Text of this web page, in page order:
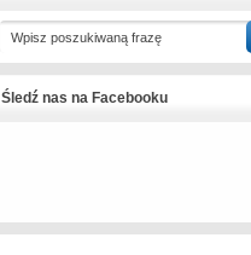
Wpisz poszukiwaną frazę
Śledź nas na Facebooku